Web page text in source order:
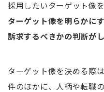
4.最低賃金を満たさな
採用したいターゲット像
ターゲット像を明らかに
訴求するべきかの判断が
ターゲット像を決める際
件のほかに、人柄や転職